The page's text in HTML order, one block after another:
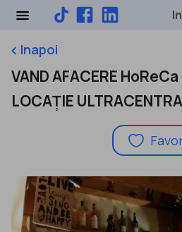
keyboard_arrow_leftInapoi
VAND AFACERE HoReCa
LOCAȚIE